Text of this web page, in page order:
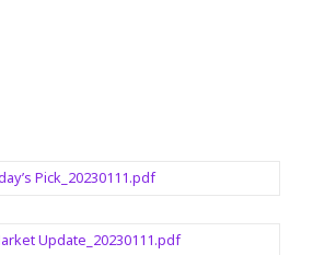
Pick_20230111.pdf
Update_20230111.pdf